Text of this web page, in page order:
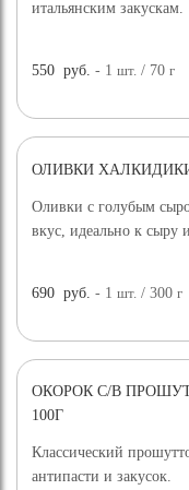
итальянским закускам.
550 руб. - 1шт. / 70г
ОЛИВКИ
Оливки с голубым
вкус, идеально к сыру
690 руб. - 1шт. / 300г
ОКОРОК С/В
100Г
Классический
антипасти и закусок.